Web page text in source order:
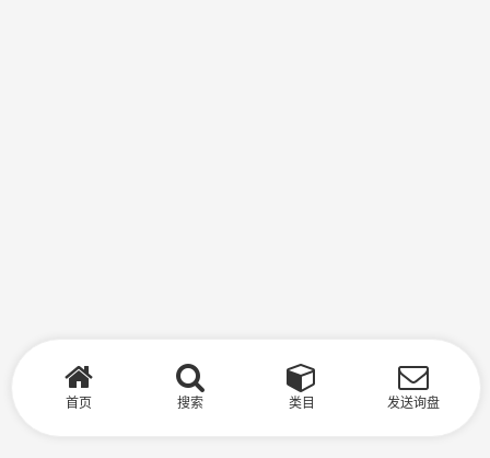
首页 搜索 类目 发送询盘